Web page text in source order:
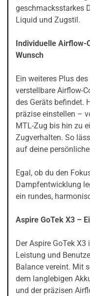
geschmacksstarkes
Liquid und Zugstil.
Individuelle Airflow-
Wunsch
Ein weiteres Plus
verstellbare Airflow-
des Geräts befindet.
präzise einstellen –
MTL-Zug bis hin zu
Zugverhalten. So
auf deine
Egal, ob du den
Dampfentwicklung
ein rundes,
Aspire GoTek X3 –
Der Aspire GoTek
Leistung und
Balance vereint. Mit
dem langlebigen
und der präzisen